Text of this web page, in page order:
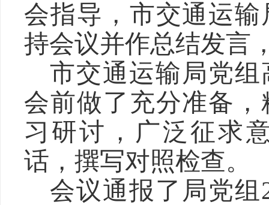
会指导，市交通运
持会议并作总结发言
市交通运输局党
会前做了充分准备
习研讨，广泛征求
话，撰写对照检查。
会议通报了局党组